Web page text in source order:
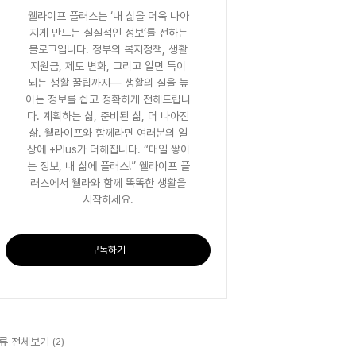
웰라이프 플러스는 ‘내 삶을 더욱 나아
지게 만드는 실질적인 정보’를 전하는
블로그입니다. 정부의 복지정책, 생활
지원금, 제도 변화, 그리고 알면 득이
되는 생활 꿀팁까지— 생활의 질을 높
이는 정보를 쉽고 정확하게 전해드립니
다. 계획하는 삶, 준비된 삶, 더 나아진
삶. 웰라이프와 함께라면 여러분의 일
상에 +Plus가 더해집니다. “매일 쌓이
는 정보, 내 삶에 플러스!” 웰라이프 플
러스에서 웰라와 함께 똑똑한 생활을
시작하세요.
구독하기
전체보기 (2)